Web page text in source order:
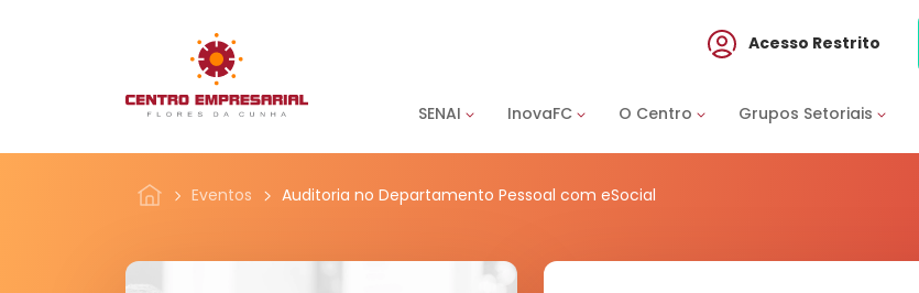
SENAI InovaFC O Centro Grupos Setoriais
Acesso Restrito
Eventos Auditoria no Departamento Pessoal com eSocial